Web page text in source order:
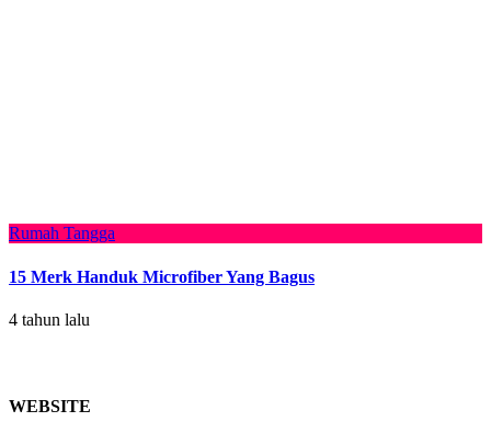
Rumah Tangga
15 Merk Handuk Microfiber Yang Bagus
4 tahun lalu
WEBSITE